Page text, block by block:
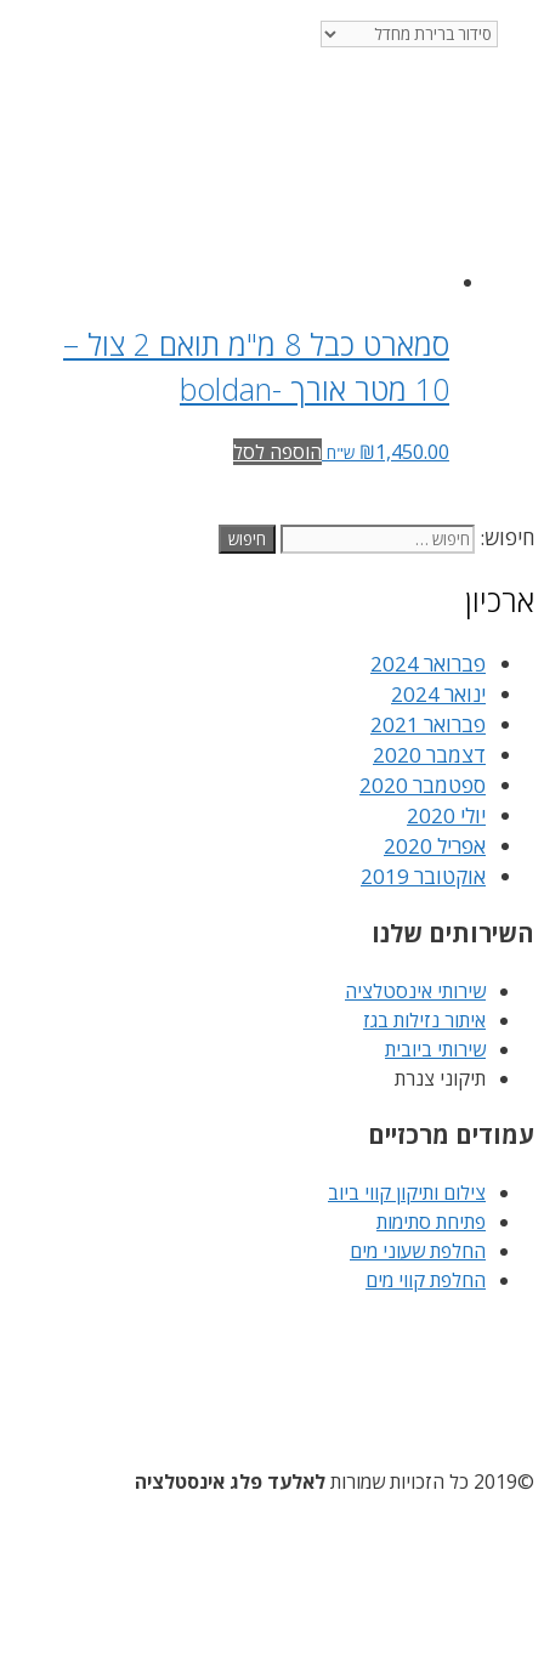
סמארט כבל 8 מ"מ תואם 2 צול –
10 מטר אורך -boldan
₪1,450.00 ש"ח הוספה לסל
חיפוש:
ארכיון
פברואר 2024
ינואר 2024
פברואר 2021
דצמבר 2020
ספטמבר 2020
יולי 2020
אפריל 2020
אוקטובר 2019
השירותים שלנו
שירותי אינסטלציה
איתור נזילות בגז
שירותי ביובית
תיקוני צנרת
עמודים מרכזיים
צילום ותיקון קווי ביוב
פתיחת סתימות
החלפת שעוני מים
החלפת קווי מים
©2019 כל הזכויות שמורות
לאלעד פלג אינסטלציה